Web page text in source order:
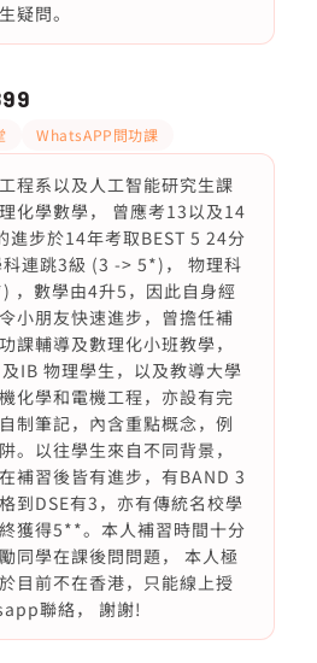
疑問。
WhatsAPP問功課
程系以及人工智能研究生課
化學數學， 曾應考13以及14
進步於14年考取BEST 5 24分
科連跳3級 (3 -> 5*)， 物理科
，數學由4升5，因此自身經
小朋友快速進步，曾擔任補
課輔導及數理化小班教學，
IB 物理學生，以及教導大學
化學和電機工程，亦設有完
制筆記，內含重點概念，例
。以往學生來自不同背景，
補習後皆有進步，有BAND 3
到DSE有3，亦有傳統名校學
獲得5**。本人補習時間十分
同學在課後問問題， 本人極
目前不在香港，只能線上授
聯絡， 謝謝!